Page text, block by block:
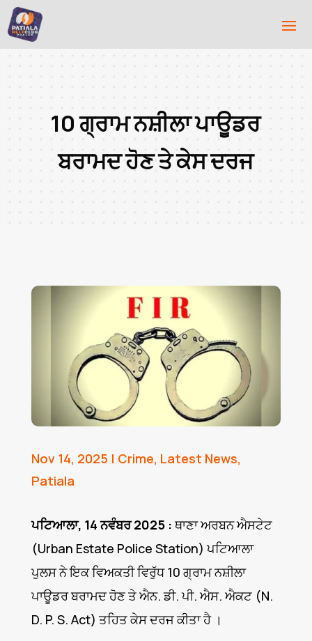
10 ਗ੍ਰਾਮ ਨਸ਼ੀਲਾ ਪਾਊਡਰ
ਬਰਾਮਦ ਹੋਣ ਤੇ ਕੇਸ ਦਰਜ
Nov 14, 2025 | Crime, Latest News,
Patiala
ਪਟਿਆਲਾ, 14 ਨਵੰਬਰ 2025 : ਥਾਣਾ ਅਰਬਨ ਐਸਟੇਟ
(Urban Estate Police Station) ਪਟਿਆਲਾ
ਪੁਲਸ ਨੇ ਇਕ ਵਿਅਕਤੀ ਵਿਰੁੱਧ 10 ਗ੍ਰਾਮ ਨਸ਼ੀਲਾ
ਪਾਊਡਰ ਬਰਾਮਦ ਹੋਣ ਤੇ ਐਨ. ਡੀ. ਪੀ. ਐਸ. ਐਕਟ (N.
D. P. S. Act) ਤਹਿਤ ਕੇਸ ਦਰਜ ਕੀਤਾ ਹੈ ।